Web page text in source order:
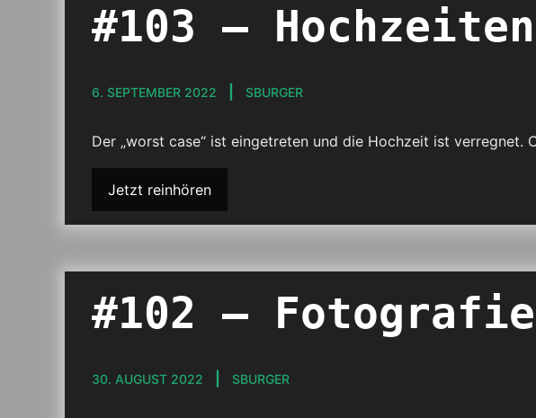
#103 –
6. SEPTEMBER 2022 SBURGER
Der „worst case“ ist eingetreten und die Hochzeit ist verregnet.
Jetzt reinhören
#102 –
30. AUGUST 2022 SBURGER